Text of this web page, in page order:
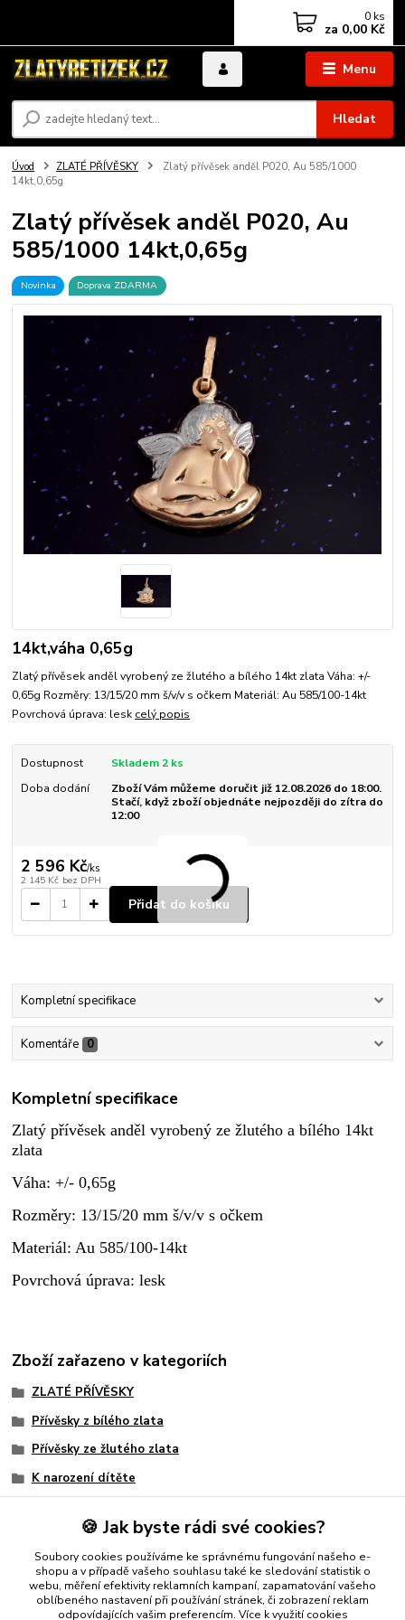
Menu
Hledat
0 ks
za 0,00 Kč
Úvod ZLATÉ PŘÍVĚSKY
Zlatý přívěsek anděl P020, Au 585/1000
14kt,0,65g
Zlatý přívěsek anděl P020, Au
585/1000 14kt,0,65g
Novinka Doprava ZDARMA
14kt,váha 0,65g
Zlatý přívěsek anděl vyrobený ze žlutého a bílého 14kt zlata Váha: +/-
0,65g Rozměry: 13/15/20 mm š/v/v s očkem Materiál: Au 585/100-14kt
Povrchová úprava: lesk celý popis
Dostupnost
Skladem 2 ks
Doba dodání
Zboží Vám můžeme doručit již 12.08.2026 do 18:00.
Stačí, když zboží objednáte nejpozději do zítra do
12:00
2 596 Kč/ks
2 145 Kč bez DPH
Přidat do košíku
Kompletní specifikace
Komentáře 0
Kompletní specifikace
Zlatý přívěsek anděl vyrobený ze žlutého a bílého 14kt
zlata
Váha: +/- 0,65g
Rozměry: 13/15/20 mm š/v/v s očkem
Materiál: Au 585/100-14kt
Povrchová úprava: lesk
Zboží zařazeno v kategoriích
ZLATÉ PŘÍVĚSKY
Přívěsky z bílého zlata
Přívěsky ze žlutého zlata
K narození dítěte
Velikonoce
🍪 Jak byste rádi své cookies?
Soubory cookies používáme ke správnému fungování našeho e-
shopu a v případě vašeho souhlasu také ke sledování statistik o
webu, měření efektivity reklamních kampaní, zapamatování vašeho
oblíbeného nastavení při používání stránek, či zobrazení reklam
odpovídajících vašim preferencím. Více k využití cookies